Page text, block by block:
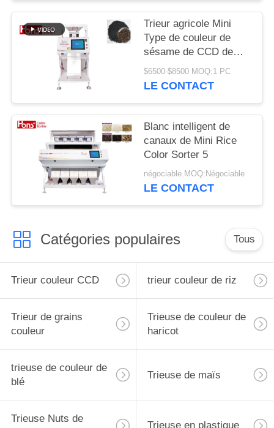
Trieur agricole Mini
Type de couleur de
sésame de CCD de
5400 pixels de fonction
multiple 63 canaux
$6500-$8500 MOQ:1 PC
LE CONTACT
Blanc intelligent de
canaux de Mini Rice
Color Sorter 5
négociable MOQ:Négociable
LE CONTACT
Catégories populaires Tous
Trieur couleur CCD trieur couleur de riz
Trieur de grains
couleur
Trieuse de couleur de
haricot
trieuse de couleur de
blé
Trieuse de maïs
Trieuse Nuts de
Trieuse en plastique